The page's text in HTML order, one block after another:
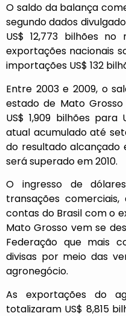
O saldo da balança
segundo dados
US$ 12,773 bilhões
exportações nacionais
importações US$ 132
Entre 2003 e 2009, o
estado de Mato
US$ 1,909 bilhões
atual acumulado até
do resultado alcançado
será superado em 2010.
O ingresso de
transações
contas do Brasil com o
Mato Grosso vem se
Federação que mais
divisas por meio das
agronegócio.
As exportações do
totalizaram US$ 8,815